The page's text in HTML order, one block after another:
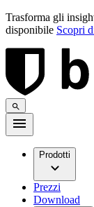
Trasforma gli
disponibile Scopri
Prodotti
Prezzi
Download